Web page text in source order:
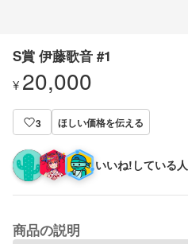
S賞 伊藤歌音 #1
¥ 20,000
3 ほしい価格を伝える
いいね!している人
商品の説明